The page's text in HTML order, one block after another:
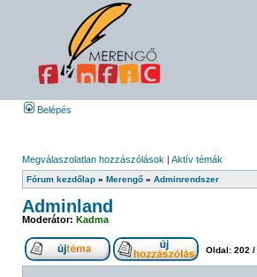
Belépés
Megválaszolatlan hozzászólások | Aktív témák
Fórum kezdőlap » Merengő » Adminrendszer
Adminland
Moderátor: Kadma
Oldal: 202 /